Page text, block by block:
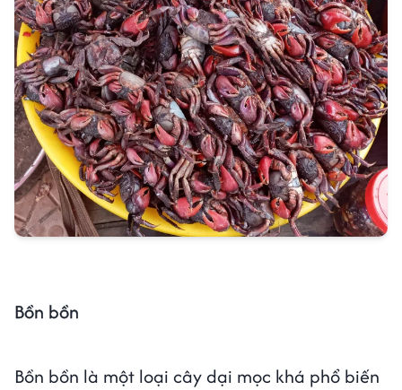
Bồn bồn
Bồn bồn là một loại cây dại mọc khá phổ biến